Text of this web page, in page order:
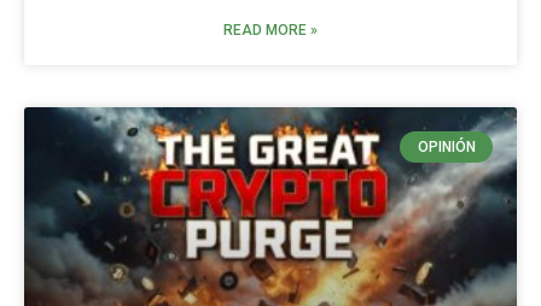
READ MORE »
OPINIÓN